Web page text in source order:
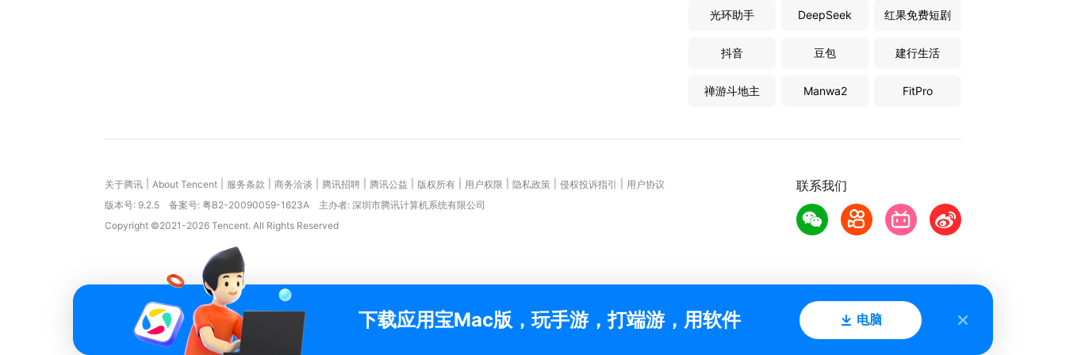
光环助手 DeepSeek 红果免费短剧
抖音 豆包 建行生活
禅游斗地主 Manwa2 FitPro
联系我们
关于腾讯 About Tencent 服务条款 商务洽谈 腾讯招聘 腾讯公益 版权所有 用户权限 隐私政策 侵权投诉指引
用户协议
版本号: 9.2.5 备案号: 粤B2-20090059-1623A
主办者: 深圳市腾讯计算机系统有限公司
Copyright ©2021-2026 Tencent. All Rights Reserved
下载应用宝Mac版，玩手游，打端游，用软件 电脑